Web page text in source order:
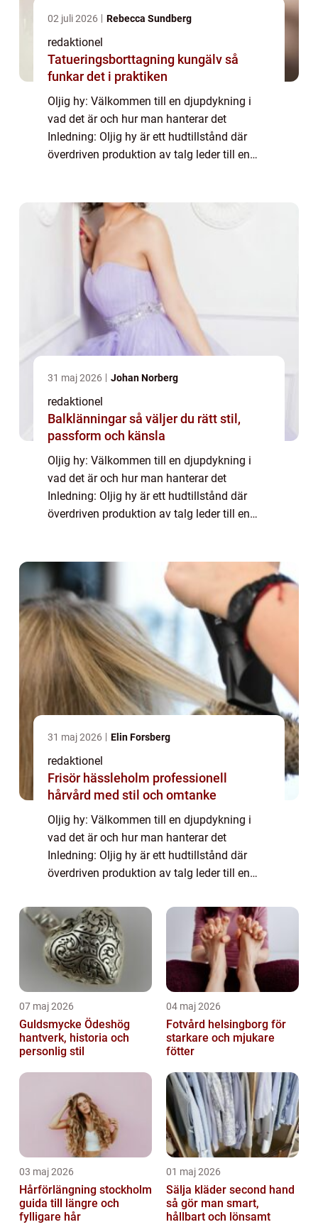
02 juli 2026 Rebecca Sundberg
redaktionel
Tatueringsborttagning kungälv så
funkar det i praktiken
Oljig hy: Välkommen till en djupdykning i
vad det är och hur man hanterar det
Inledning: Oljig hy är ett hudtillstånd där
överdriven produktion av talg leder till en
31 maj 2026 Johan Norberg
redaktionel
Balklänningar så väljer du rätt stil,
passform och känsla
Oljig hy: Välkommen till en djupdykning i
vad det är och hur man hanterar det
Inledning: Oljig hy är ett hudtillstånd där
överdriven produktion av talg leder till en
31 maj 2026 Elin Forsberg
redaktionel
Frisör hässleholm professionell
hårvård med stil och omtanke
Oljig hy: Välkommen till en djupdykning i
vad det är och hur man hanterar det
Inledning: Oljig hy är ett hudtillstånd där
överdriven produktion av talg leder till en
besvärligt för många och det kan påverk...
07 maj 2026
Guldsmycke Ödeshög
hantverk, historia och
personlig stil
04 maj 2026
Fotvård helsingborg för
starkare och mjukare
fötter
03 maj 2026
Hårförlängning stockholm
guida till längre och
fylligare hår
01 maj 2026
Sälja kläder second hand
så gör man smart,
hållbart och lönsamt